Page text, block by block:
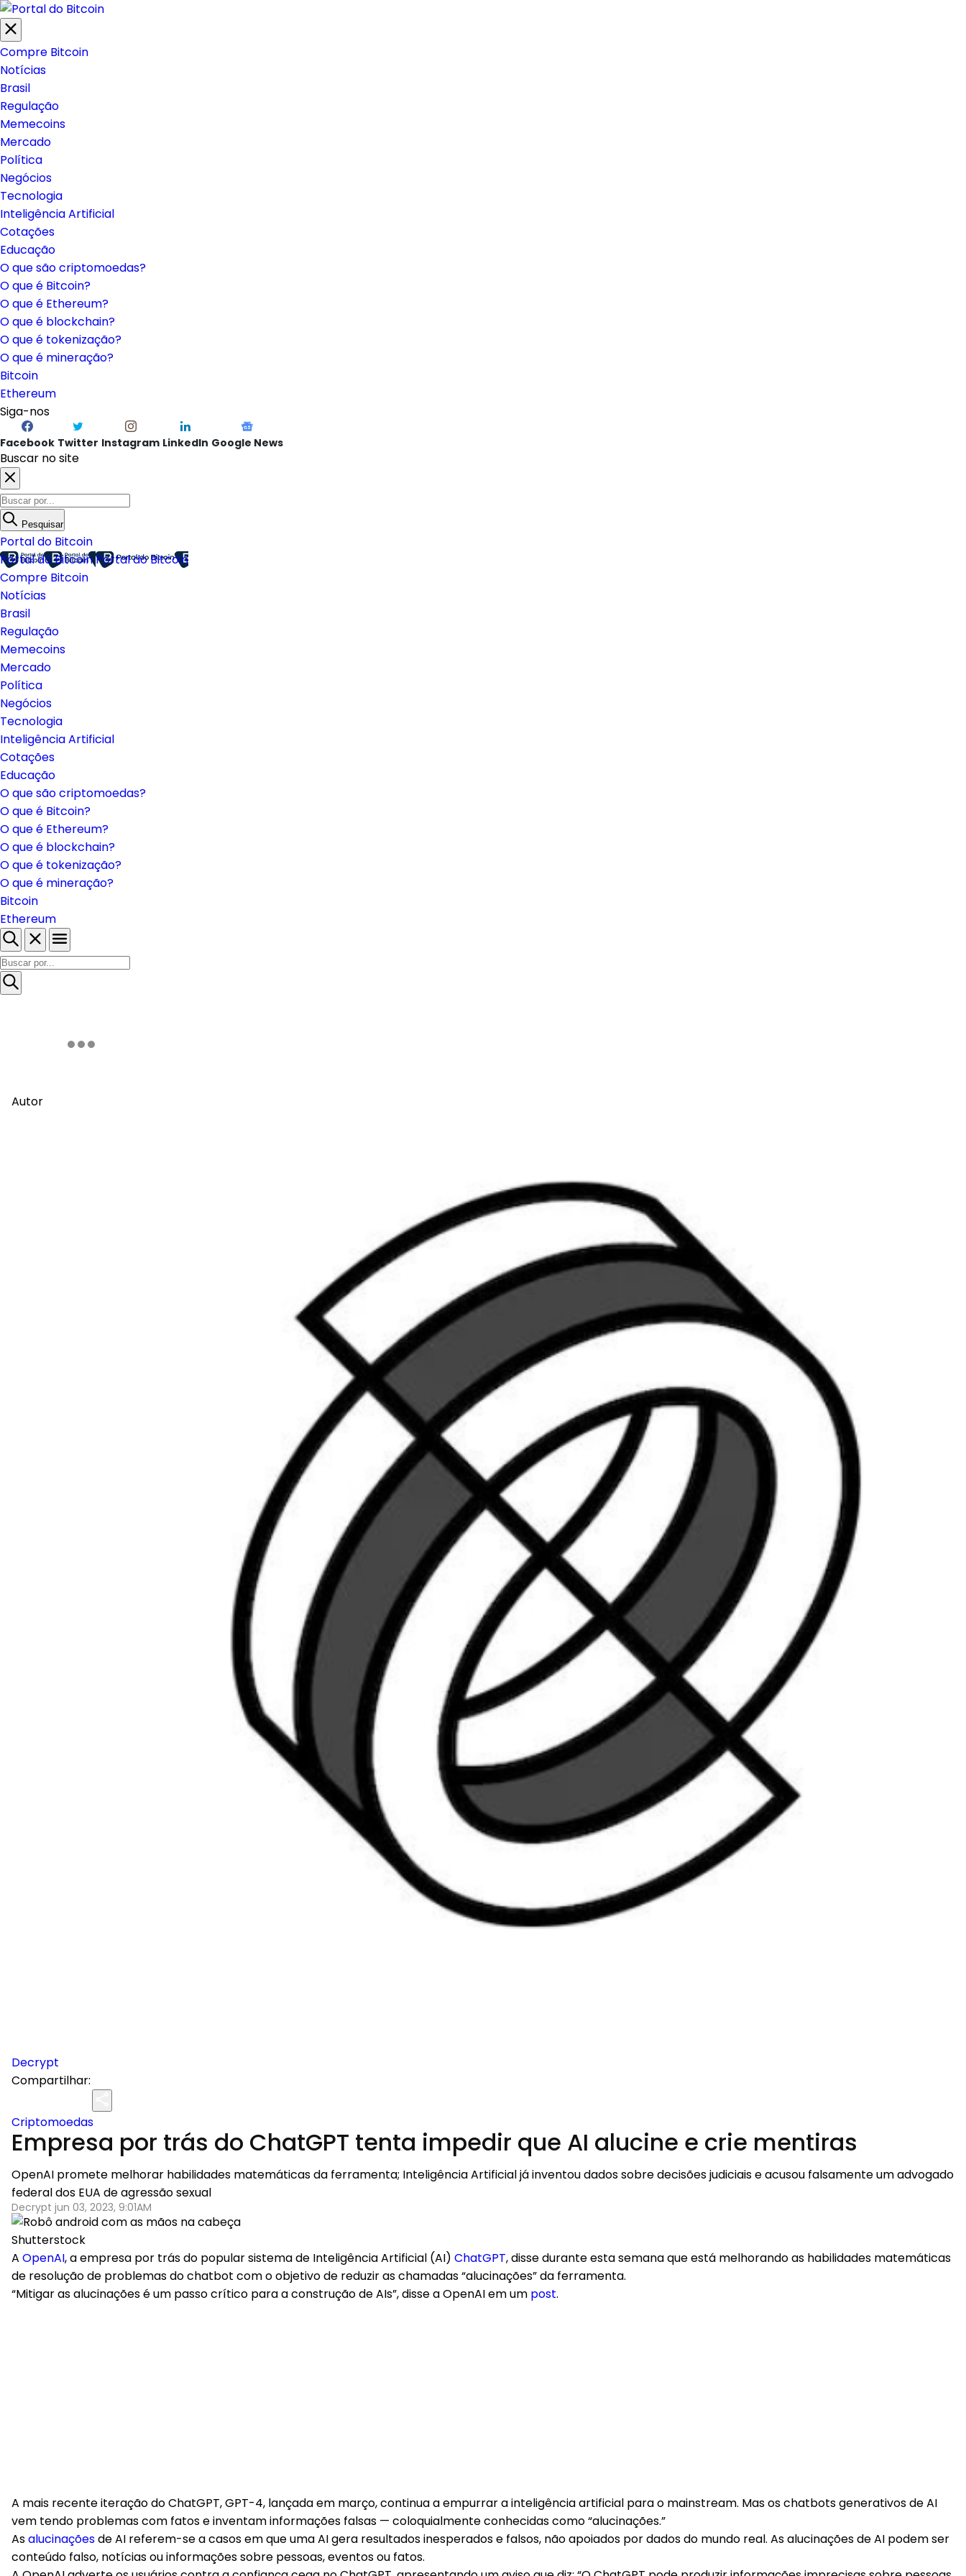
Compre Bitcoin
Notícias
Brasil
Regulação
Memecoins
Mercado
Política
Negócios
Tecnologia
Inteligência Artificial
Cotações
Educação
O que são criptomoedas?
O que é Bitcoin?
O que é Ethereum?
O que é blockchain?
O que é tokenização?
O que é mineração?
Bitcoin
Ethereum
Siga-nos
Facebook
Buscar no site
Pesquisar
Portal do Bitcoin
Portal do Bitcoin
Compre Bitcoin
Notícias
Brasil
Regulação
Memecoins
Mercado
Política
Negócios
Tecnologia
Inteligência Artificial
Cotações
Educação
O que são criptomoedas?
O que é Bitcoin?
O que é Ethereum?
O que é blockchain?
O que é tokenização?
O que é mineração?
Bitcoin
Ethereum
Criptomoedas
Empresa por trás do ChatGPT tenta impedir que AI alucine e crie mentiras
OpenAI promete melhorar habilidades matemáticas da ferramenta; Inteligência Artificial já inventou dados sobre decisões judiciais e acusou falsamente um advogado
federal dos EUA de agressão sexual
Decrypt jun 03, 2023, 9:01AM
Shutterstock
AOpenAI, a empresa por trás do popular sistema de Inteligência Artificial (AI)ChatGPT, disse durante esta semana que está melhorando as habilidades matemáticas
A mais recente iteração do ChatGPT, GPT-4, lançada em março, continua a empurrar a inteligência artificial para o mainstream. Mas os chatbots generativos de AI
vem tendo problemas com fatos e inventam informações falsas — coloquialmente conhecidas como “alucinações.”
Asalucinaçõesde AI referem-se a casos em que uma AI gera resultados inesperados e falsos, não apoiados por dados do mundo real. As alucinações de AI podem ser